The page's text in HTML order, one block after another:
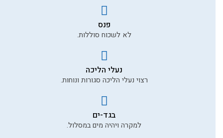
לשליחת ההמלצה
פנס
לא לשכוח סוללות.
נעלי הליכה
רצוי נעלי הליכה סגורות ונוחות.
בגד-ים
למקרה ויהיה מים במסלול.